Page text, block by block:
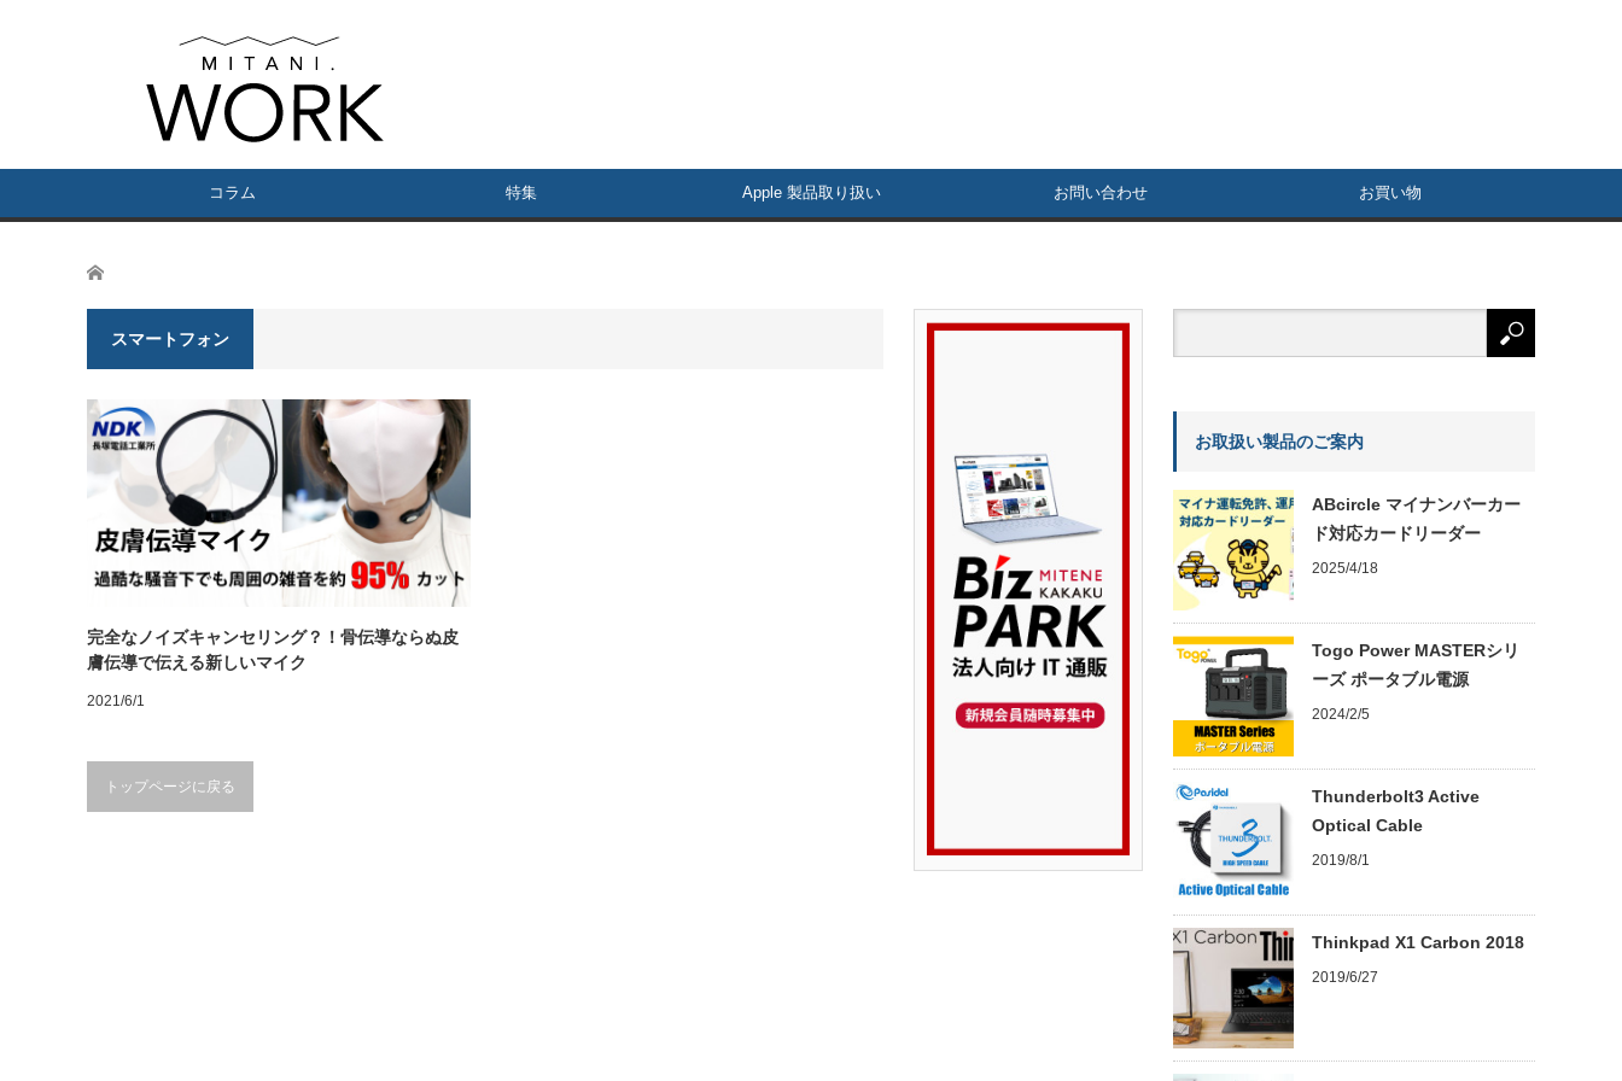
コラム 特集 Apple 製品取り扱い お問い合わせ お買い物
ホーム
スマートフォン
完全なノイズキャンセリング？！骨伝導ならぬ皮
膚伝導で伝える新しいマイク
2021/6/1
トップページに戻る
お取扱い製品のご案内
ABcircle マイナンバーカー
ド対応カードリーダー
2025/4/18
Togo Power MASTERシリ
ーズ ポータブル電源
2024/2/5
Thunderbolt3 Active
Optical Cable
2019/8/1
Thinkpad X1 Carbon 2018
2019/6/27